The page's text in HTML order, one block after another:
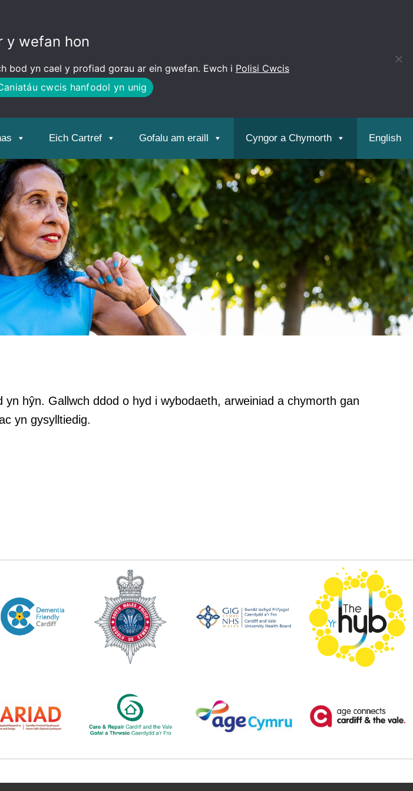
y wefan hon
bod yn cael y profiad gorau ar ein gwefan. Ewch i Polisi Cwcis
cwcis hanfodol yn unig
Eich Cartref Gofalu am eraill Cyngor a Chymorth English
hŷn. Gallwch ddod o hyd i wybodaeth, arweiniad a chymorth gan
yn gysylltiedig.